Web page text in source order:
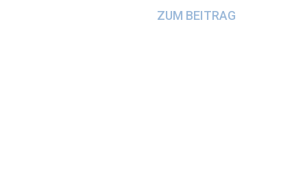
ZUM BEITRAG